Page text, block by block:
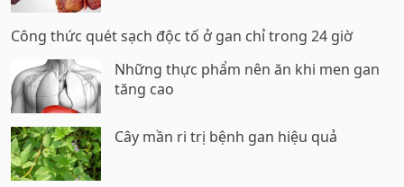
Công thức quét sạch độc tố ở gan chỉ trong 24 giờ
Những thực phẩm nên ăn khi men gan
tăng cao
Cây mần ri trị bệnh gan hiệu quả